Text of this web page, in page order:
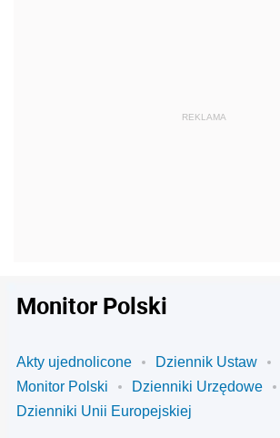
Monitor Polski
Akty ujednolicone
Dziennik Ustaw
Monitor Polski
Dzienniki Urzędowe
Dzienniki Unii Europejskiej